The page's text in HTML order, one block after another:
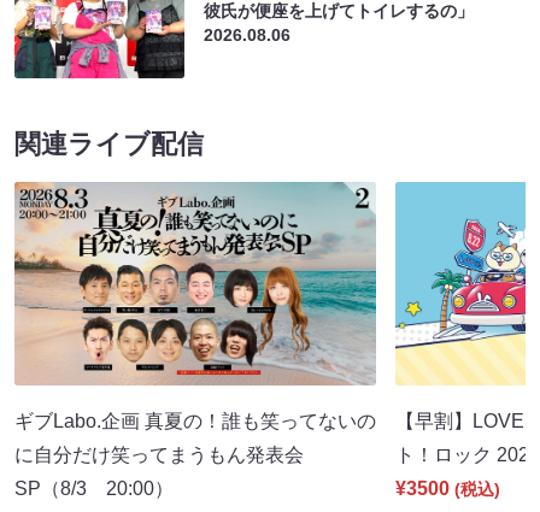
彼氏が便座を上げてトイレするの」
2026.08.06
関連ライブ配信
ギブLabo.企画 真夏の！誰も笑ってないの
に自分だけ笑ってまうもん発表会
SP（8/3 20:00）
【早割】LOVE
ト！ロック
¥3500 (税込)